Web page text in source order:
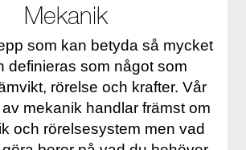
Mekanik
som kan betyda så mycket
definieras som något som
rörelse och krafter. Vår
mekanik handlar främst om
och rörelsesystem men vad